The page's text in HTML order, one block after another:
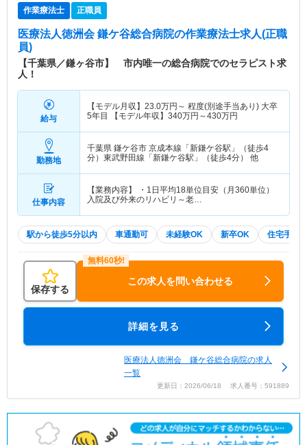
作業療法士 正職員
医療法人徳洲会 鎌ケ谷総合病院の作業療法士求人(正職
員)
【千葉県／鎌ヶ谷市】 市内唯一の総合病院でのセラピスト求
人！
給与
【モデル月収】 23.0万円～ 程度(別途手当あり) 大卒
5年目 【モデル年収】 340万円～430万円
勤務地
千葉県 鎌ケ谷市 京成本線「新鎌ケ谷駅」（徒歩4
分）東武野田線「新鎌ケ谷駅」（徒歩4分） 他
仕事内容
【業務内容】 ・1日平均18単位目安（月360単位）
入院及び外来のリハビリ～老…
駅から徒歩5分以内 車通勤可 未経験OK 新卒OK 住宅手当
保存する
この求人を問い合わせる
詳細を見る
医療法人徳洲会 鎌ケ谷総合病院の求人
一覧
更新日：2026/06/18 求人番号：591889